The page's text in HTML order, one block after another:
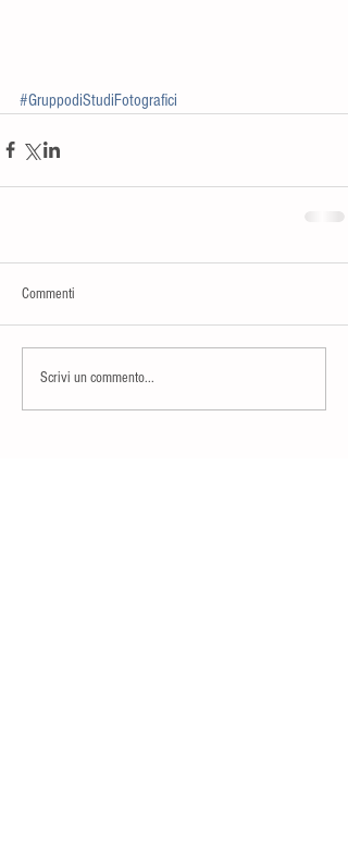
#GruppodiStudiFotografici
Commenti
Scrivi un commento...